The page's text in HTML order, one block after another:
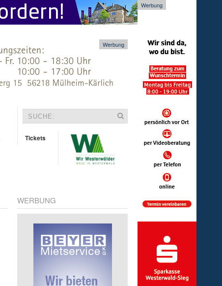
Werbung
Werbung
Tickets
WERBUNG